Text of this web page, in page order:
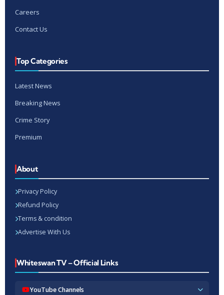
Careers
Contact Us
Top Categories
Latest News
Breaking News
Crime Story
Premium
About
Privacy Policy
Refund Policy
Terms & condition
Advertise With Us
Whiteswan TV – Official Links
YouTube Channels